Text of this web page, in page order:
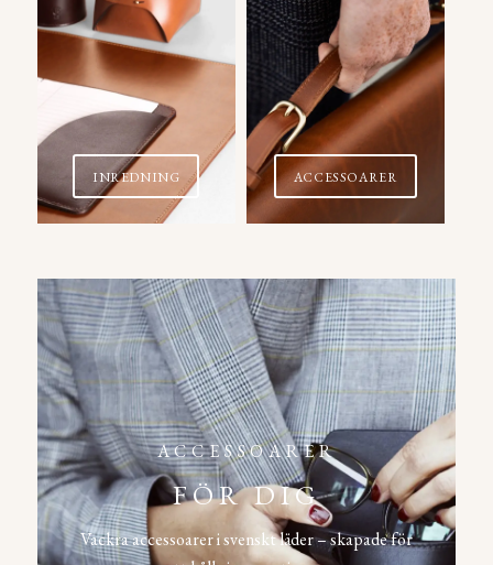
INREDNING ACCESSOARER
ACCESSOARER
FÖR DIG
Vackra accessoarer i svenskt läder – skapade för